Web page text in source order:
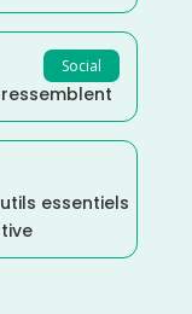
Social
essentiels